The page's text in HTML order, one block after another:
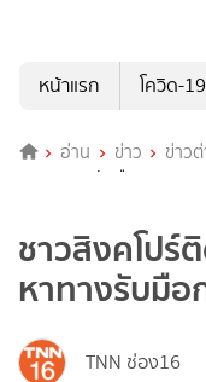
หน้าแรก
โควิด-19
อ่าน ข่าว ข่าวต่
UN หาทางรับมือการระบาด
ชาวสิงคโปร์
หาทางรับมือ
TNN ช่อง16